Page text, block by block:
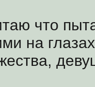
что
на